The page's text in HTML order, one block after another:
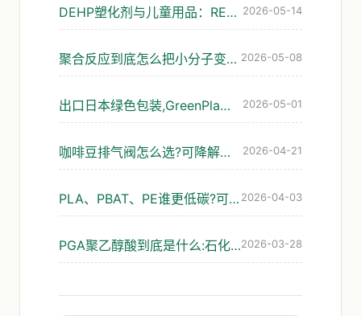
DEHP塑化剂与儿童用品：REACH管控演进与可降解替代 2026-05-14
聚合反应到底怎么把小分子变成塑料?可降解材料的入门解读 2026-05-08
出口日本绿色包装,GreenPla和BiomassPla到底认哪个 2026-05-01
咖啡豆排气阀怎么选?可降解袋的避坑指南 2026-04-21
PLA、PBAT、PE谁更低碳?可降解包装碳足迹怎么看才靠谱 2026-04-03
PGA聚乙醇酸到底是什么:石化路线的可降解材料解析2026-03-28